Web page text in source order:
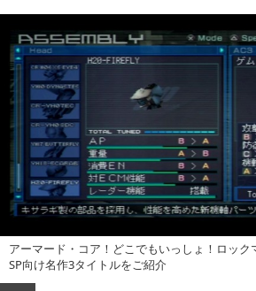
アーマード・コア！どこでもいっしょ！ロック
SP向け名作3タイトルをご紹介